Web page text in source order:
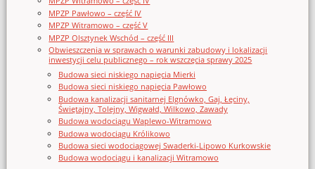
MPZP Pawłowo – część IV
MPZP Witramowo – część V
MPZP Olsztynek Wschód – część III
Obwieszczenia w sprawach o warunki zabudowy i lokalizacji
inwestycji celu publicznego – rok wszczęcia sprawy 2025
Budowa sieci niskiego napięcia Mierki
Budowa sieci niskiego napięcia Pawłowo
Budowa kanalizacji sanitarnej Elgnówko, Gaj, Łęciny,
Świętajny, Tolejny, Wigwałd, Wilkowo, Zawady
Budowa wodociągu Waplewo-Witramowo
Budowa wodociągu Królikowo
Budowa sieci wodociągowej Swaderki-Lipowo Kurkowskie
Budowa wodociągu i kanalizacji Witramowo